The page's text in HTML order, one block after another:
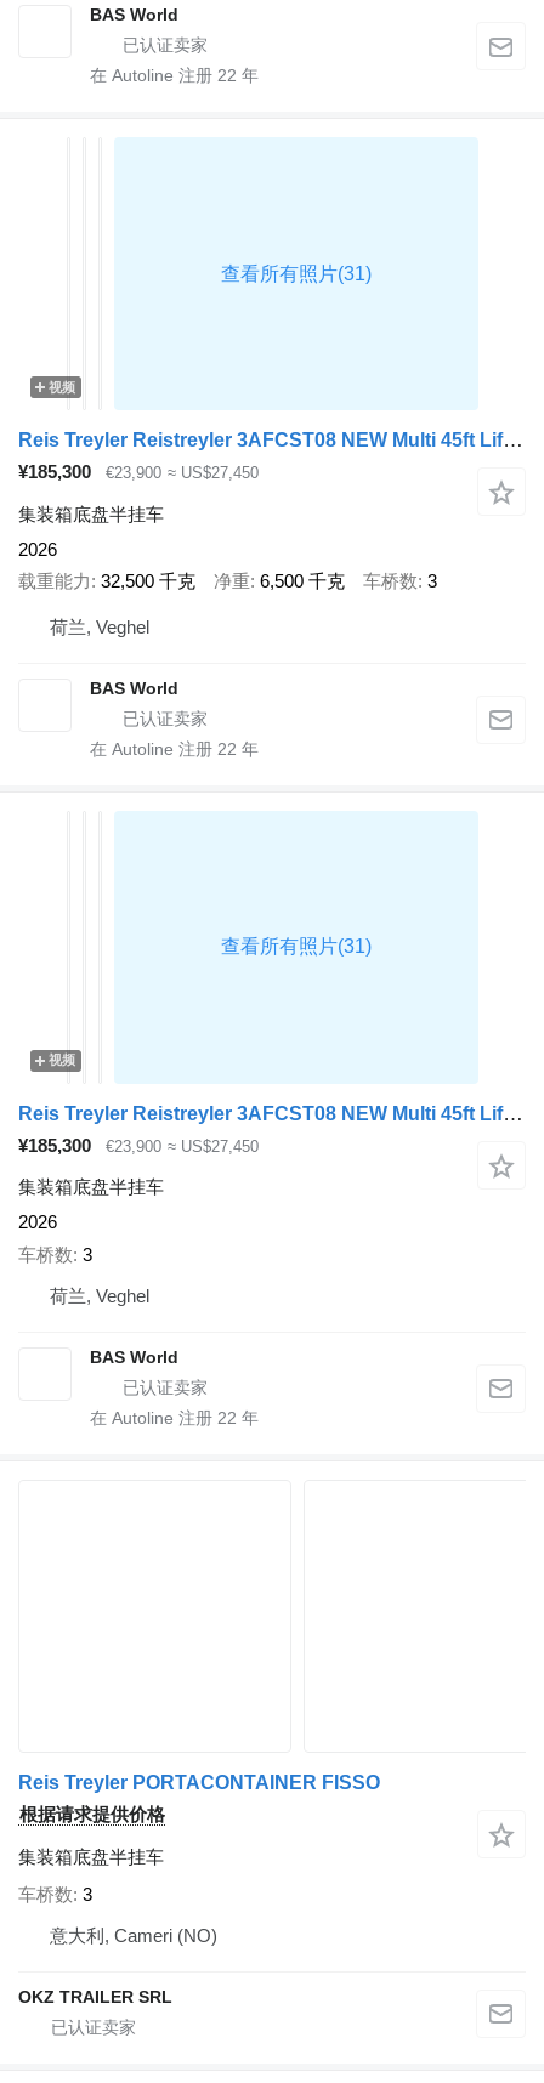
BAS World
在 Autoline 注册 22 年
视频
Reis Treyler Reistreyler 3AFCST08 NEW Multi 45ft Lift Axle
¥185,300 €23,900 ≈ US$27,450
集装箱底盘半挂车
2026
载重能力 32,500 千克 净重 6,500 千克 车桥数 3
荷兰, Veghel
BAS World
在 Autoline 注册 22 年
视频
Reis Treyler Reistreyler 3AFCST08 NEW Multi 45ft Lift Axle
¥185,300 €23,900 ≈ US$27,450
集装箱底盘半挂车
2026
车桥数 3
荷兰, Veghel
BAS World
在 Autoline 注册 22 年
Reis Treyler PORTACONTAINER FISSO
根据请求提供价格
集装箱底盘半挂车
车桥数 3
意大利, Cameri (NO)
OKZ TRAILER SRL